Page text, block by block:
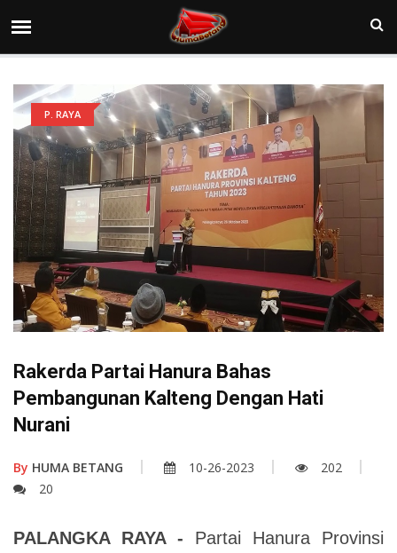
P. RAYA
Rakerda Partai Hanura Bahas
Pembangunan Kalteng Dengan Hati
Nurani
By HUMA BETANG 10-26-2023
202
20
PALANGKA RAYA - Partai Hanura Provinsi